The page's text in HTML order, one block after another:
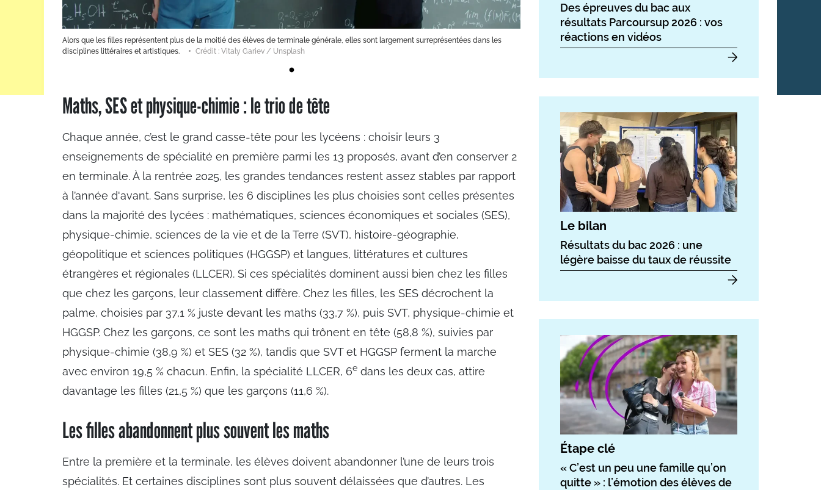
Alors que les filles représentent plus de la moitié des élèves de terminale générale, elles sont largement surreprésentées dans les
disciplines littéraires et artistiques.
Crédit : Vitaly Gariev / Unsplash
Maths, SES et physique-chimie : le trio de tête
Chaque année, c’est le grand casse-tête pour les lycéens : choisir leurs 3
enseignements de spécialité en première parmi les 13 proposés, avant d’en conserver 2
en terminale. À la rentrée 2025, les grandes tendances restent assez stables par rapport
à l’année d'avant. Sans surprise, les 6 disciplines les plus choisies sont celles présentes
dans la majorité des lycées : mathématiques, sciences économiques et sociales (SES),
physique-chimie, sciences de la vie et de la Terre (SVT), histoire-géographie,
géopolitique et sciences politiques (HGGSP) et langues, littératures et cultures
étrangères et régionales (LLCER). Si ces spécialités dominent aussi bien chez les filles
que chez les garçons, leur classement diffère. Chez les filles, les SES décrochent la
palme, choisies par 37,1 % juste devant les maths (33,7 %), puis SVT, physique-chimie et
HGGSP. Chez les garçons, ce sont les maths qui trônent en tête (58,8 %), suivies par
physique-chimie (38,9 %) et SES (32 %), tandis que SVT et HGGSP ferment la marche
avec environ 19,5 % chacun. Enfin, la spécialité LLCER, 6e dans les deux cas, attire
davantage les filles (21,5 %) que les garçons (11,6 %).
Les filles abandonnent plus souvent les maths
Entre la première et la terminale, les élèves doivent abandonner l’une de leurs trois
spécialités. Et certaines disciplines sont plus souvent délaissées que d’autres. Les
Des épreuves du bac aux
résultats Parcoursup 2026 : vos
réactions en vidéos
Le bilan
Résultats du bac 2026 : une
légère baisse du taux de réussite
Étape clé
« C’est un peu une famille qu’on
quitte » : l’émotion des élèves de